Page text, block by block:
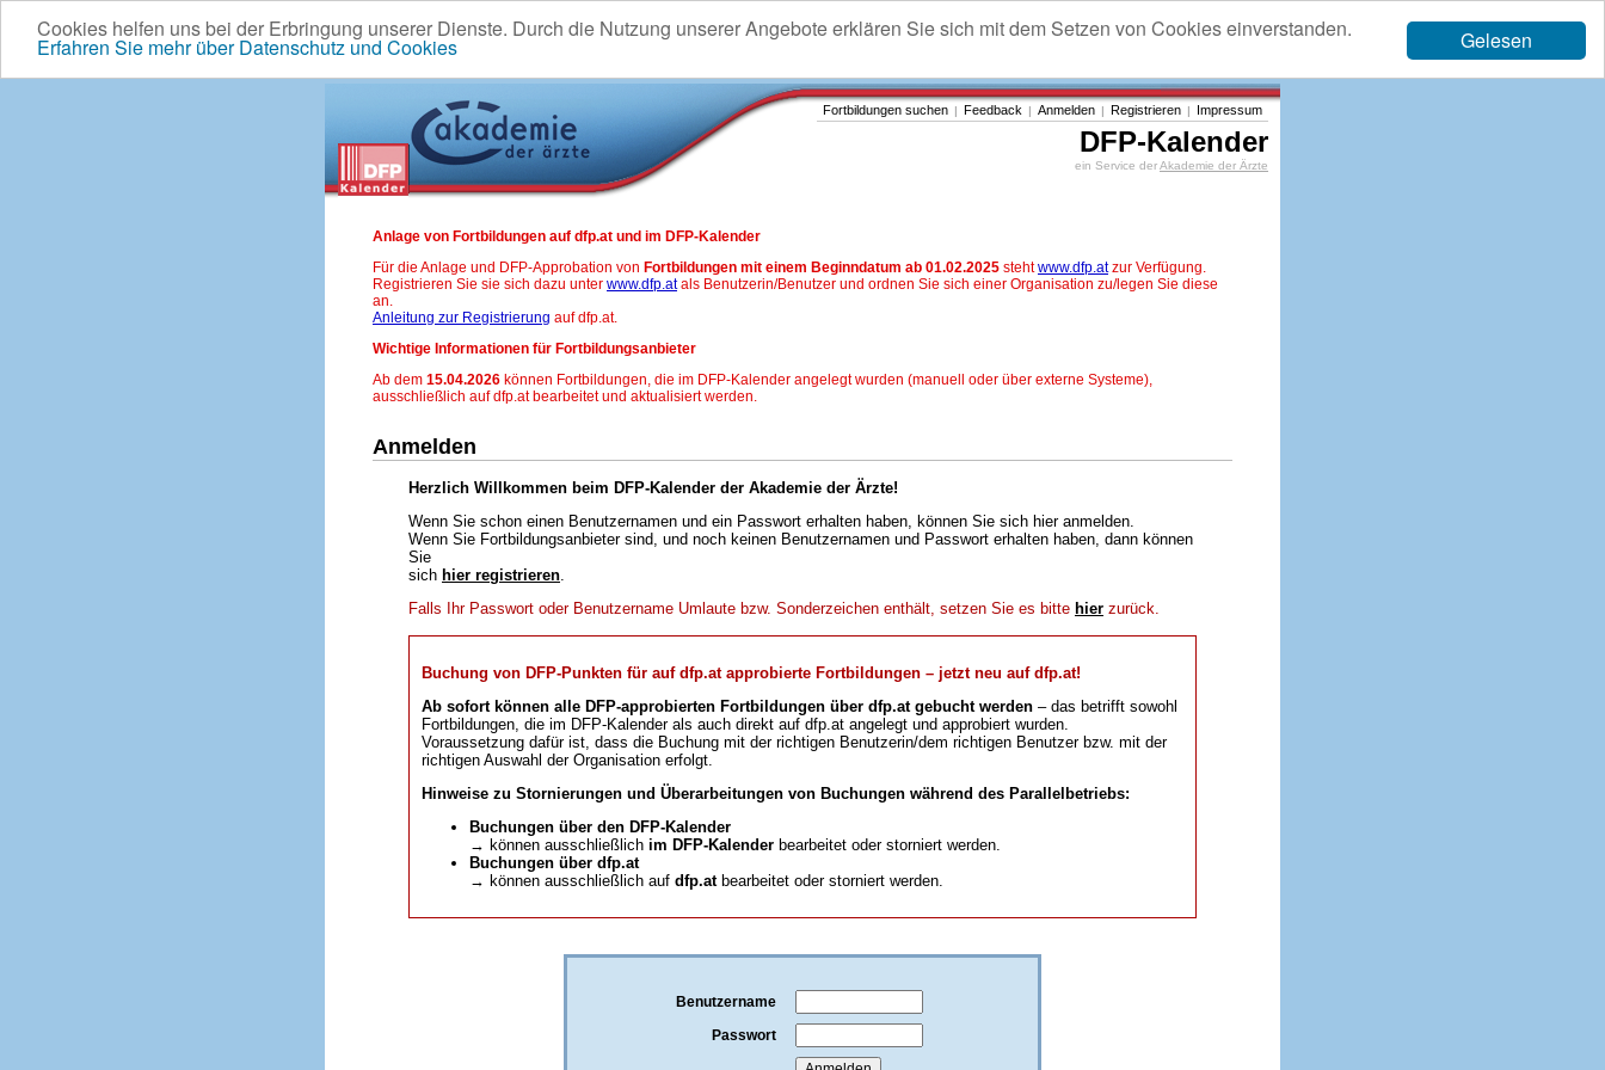
Gelesen
Cookies helfen uns bei der Erbringung unserer Dienste. Durch die Nutzung unserer Angebote erklären Sie sich mit dem Setzen von Cookies einverstanden.
Erfahren Sie mehr über Datenschutz und Cookies
Fortbildungen suchen | Feedback | Anmelden | Registrieren | Impressum
DFP-Kalender
ein Service derAkademie der Ärzte
Anlage von Fortbildungen auf dfp.at und im DFP-Kalender
Für die Anlage und DFP-Approbation von Fortbildungen mit einem Beginndatum ab 01.02.2025 stehtwww.dfp.atzur Verfügung.
Registrieren Sie sie sich dazu unter www.dfp.atals Benutzerin/Benutzer und ordnen Sie sich einer Organisation zu/legen Sie diese
an.
Anleitung zur Registrierung auf dfp.at.
Wichtige Informationen für Fortbildungsanbieter
Ab dem 15.04.2026 können Fortbildungen, die im DFP-Kalender angelegt wurden (manuell oder über externe Systeme),
ausschließlich auf dfp.at bearbeitet und aktualisiert werden.
Anmelden
Herzlich Willkommen beim DFP-Kalender der Akademie der Ärzte!
Wenn Sie schon einen Benutzernamen und ein Passwort erhalten haben, können Sie sich hier anmelden.
Wenn Sie Fortbildungsanbieter sind, und noch keinen Benutzernamen und Passwort erhalten haben, dann können
Sie
sich hier registrieren.
Falls Ihr Passwort oder Benutzername Umlaute bzw. Sonderzeichen enthält, setzen Sie es bitte hier zurück.
Buchung von DFP-Punkten für auf dfp.at approbierte Fortbildungen – jetzt neu auf dfp.at!
Ab sofort können alle DFP-approbierten Fortbildungen über dfp.at gebucht werden – das betrifft sowohl
Fortbildungen, die im DFP-Kalender als auch direkt auf dfp.at angelegt und approbiert wurden.
Voraussetzung dafür ist, dass die Buchung mit der richtigen Benutzerin/dem richtigen Benutzer bzw. mit der
richtigen Auswahl der Organisation erfolgt.
Hinweise zu Stornierungen und Überarbeitungen von Buchungen während des Parallelbetriebs:
Buchungen über den DFP-Kalender
→ können ausschließlich im DFP-Kalender bearbeitet oder storniert werden.
Buchungen über dfp.at
→ können ausschließlich auf dfp.atbearbeitet oder storniert werden.
Benutzername
Passwort